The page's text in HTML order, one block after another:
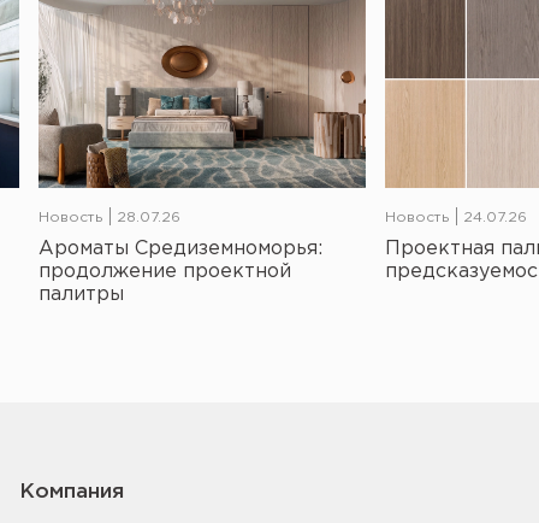
Новость 28.07.26
Ароматы Средиземноморья:
продолжение проектной
палитры
Новость 24.07.26
Проектная
Компания